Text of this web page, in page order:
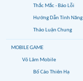
Thắc Mắc - Báo Lỗi
Hướng Dẫn Tính Năng
Thảo Luận Chung
MOBILE GAME
Võ Lâm Mobile
Bố Cáo Thiên Hạ